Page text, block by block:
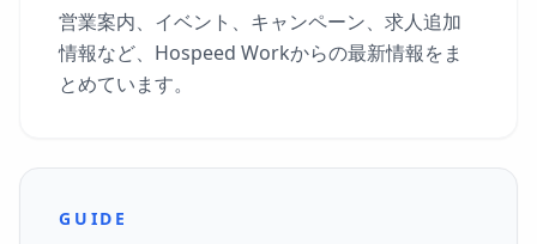
営業案内、イベント、キャンペーン、求人追加
情報など、Hospeed Workからの最新情報をま
とめています。
GUIDE